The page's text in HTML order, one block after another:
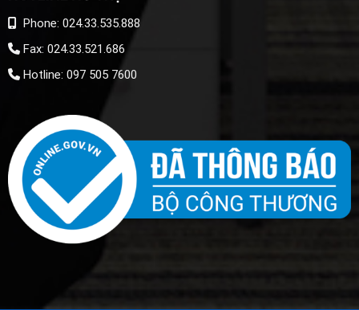
Phone: 024.33.535.888
Fax: 024.33.521.686
Hotline: 097 505 7600